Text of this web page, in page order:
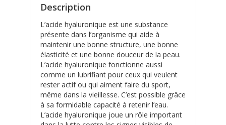
Description
L’acide hyaluronique est une substance
présente dans l’organisme qui aide à
maintenir une bonne structure, une bonne
élasticité et une bonne douceur de la peau.
L’acide hyaluronique fonctionne aussi
comme un lubrifiant pour ceux qui veulent
rester actif ou qui aiment faire du sport,
même dans la vieillesse. C’est possible grâce
à sa formidable capacité à retenir l’eau.
L’acide hyaluronique joue un rôle important